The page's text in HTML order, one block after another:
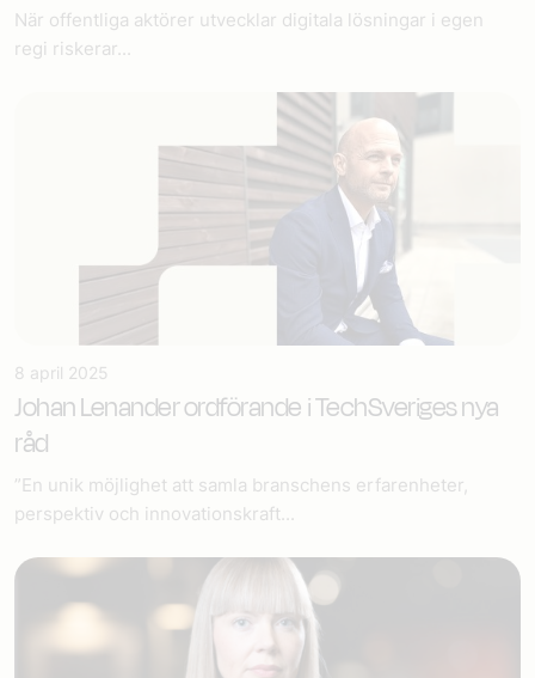
När offentliga aktörer utvecklar digitala lösningar i egen
regi riskerar...
8 april 2025
Johan Lenander ordförande i TechSveriges nya
råd
”En unik möjlighet att samla branschens erfarenheter,
perspektiv och innovationskraft...